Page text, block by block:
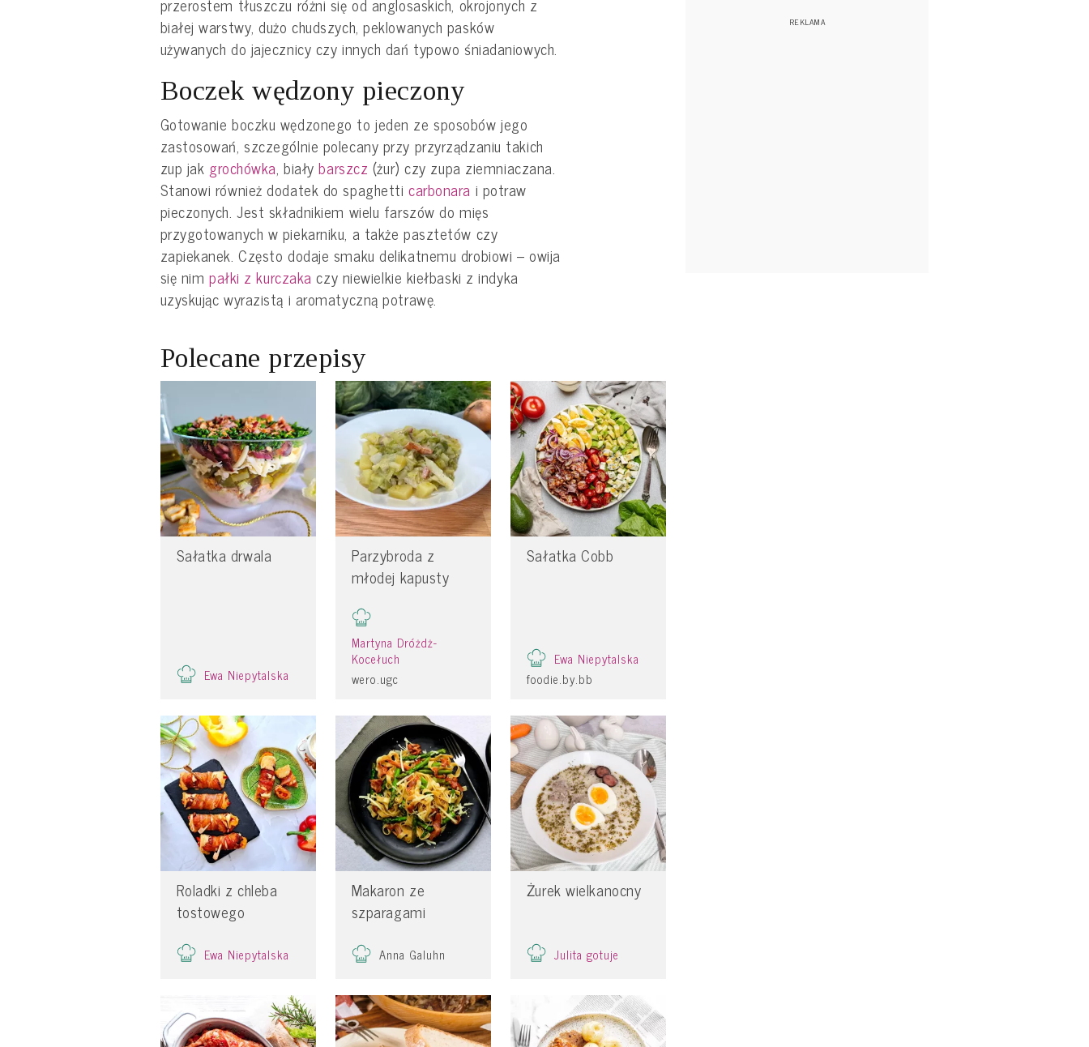
przerostem tłuszczu różni się od anglosaskich, okrojonych z
białej warstwy, dużo chudszych, peklowanych pasków
używanych do jajecznicy czy innych dań typowo śniadaniowych.
Boczek wędzony pieczony
Gotowanie boczku wędzonego to jeden ze sposobów jego
zastosowań, szczególnie polecany przy przyrządzaniu takich
zup jak grochówka, białybarszcz (żur) czy zupa ziemniaczana.
Stanowi również dodatek do spaghetticarbonara i potraw
pieczonych. Jest składnikiem wielu farszów do mięs
przygotowanych w piekarniku, a także pasztetów czy
zapiekanek. Często dodaje smaku delikatnemu drobiowi – owija
się nim pałki z kurczaka czy niewielkie kiełbaski z indyka
uzyskując wyrazistą i aromatyczną potrawę.
Polecane przepisy
Sałatka drwala
Ewa Niepytalska
Parzybroda z
młodej kapusty
Martyna Dróżdż-
Kocełuch
wero.ugc
Sałatka Cobb
Ewa Niepytalska
foodie.by.bb
Roladki z chleba
tostowego
Ewa Niepytalska
Makaron ze
szparagami
Anna Galuhn
Żurek wielkanocny
Julita gotuje